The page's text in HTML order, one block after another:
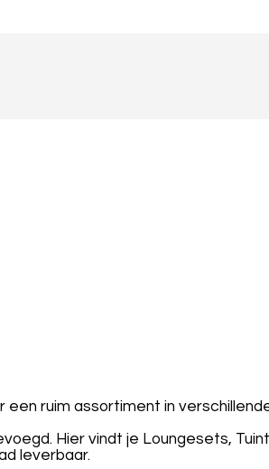
ruim assortiment in
Hier vindt je Loungesets,
leverbaar.